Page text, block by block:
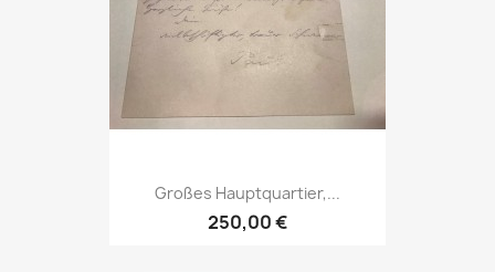
Großes Hauptquartier,...
250,00 €